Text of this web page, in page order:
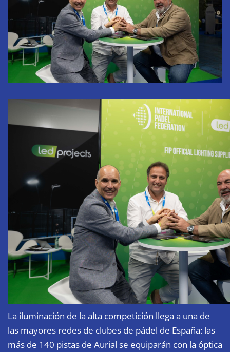
La iluminación de la alta competición llega a una de
las mayores redes de clubes de pádel de España: las
más de 140 pistas de Aurial se equiparán con la óptica